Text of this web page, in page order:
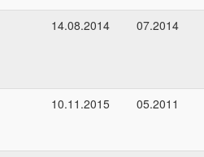
14.08.2014 07.2014
10.11.2015 05.2011